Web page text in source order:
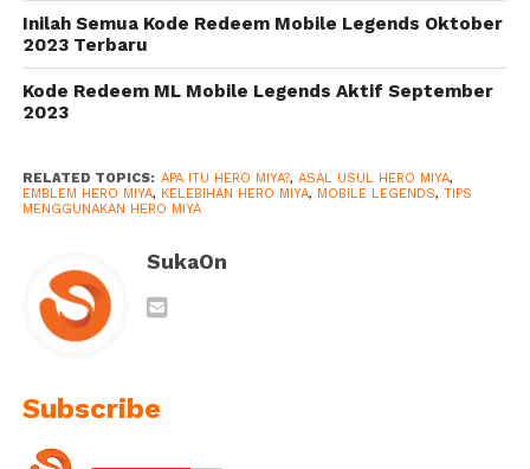
Inilah Semua Kode Redeem Mobile Legends Oktober
2023 Terbaru
Kode Redeem ML Mobile Legends Aktif September
2023
RELATED TOPICS: APA ITU HERO MIYA?, ASAL USUL HERO MIYA,
EMBLEM HERO MIYA, KELEBIHAN HERO MIYA, MOBILE LEGENDS, TIPS
MENGGUNAKAN HERO MIYA
SukaOn
Subscribe